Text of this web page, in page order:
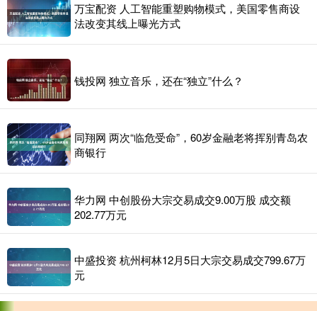
万宝配资 人工智能重塑购物模式，美国零售商设
法改变其线上曝光方式
钱投网 独立音乐，还在“独立”什么？
同翔网 两次“临危受命”，60岁金融老将挥别青岛农
商银行
华力网 中创股份大宗交易成交9.00万股 成交额
202.77万元
中盛投资 杭州柯林12月5日大宗交易成交799.67万
元